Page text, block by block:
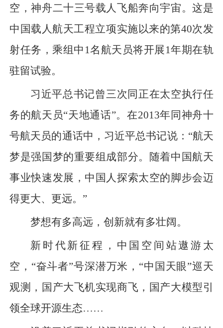
空，神舟二十三号载人飞船奔向宇宙。这是
中国载人航天工程立项实施以来的第40次发
射任务，乘组中1名航天员将开展1年期在轨
驻留试验。
习近平总书记曾三次同正在太空执行任
务的航天员“天地通话”。在2013年同神舟十
号航天员的通话中，习近平总书记说：“航天
梦是强国梦的重要组成部分。随着中国航天
事业快速发展，中国人探索太空的脚步会迈
得更大、更远。”
梦想有多高远，创新就有多壮阔。
新时代新征程，中国空间站遨游太
空，“奋斗者”号深潜万米，“中国天眼”巡天
观测，国产大飞机实现商飞，国产大模型引
领全球开源生态……